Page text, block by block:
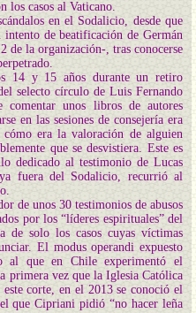
los casos al Vaticano.
en el Sodalicio, desde que
de beatificación de Germán
la organización-, tras conocerse
14 y 15 años durante un retiro
selecto círculo de Luis Fernando
unos libros de autores
en las sesiones de consejería era
era la valoración de alguien
que se desvistiera. Este es
dedicado al testimonio de Lucas
fuera del Sodalicio, recurrió al
de unos 30 testimonios de abusos
por los “líderes espirituales” del
de solo los casos cuyas víctimas
El modus operandi expuesto
al que en Chile experimentó el
primera vez que la Iglesia Católica
corte, en el 2013 se conoció el
que Cipriani pidió “no hacer leña